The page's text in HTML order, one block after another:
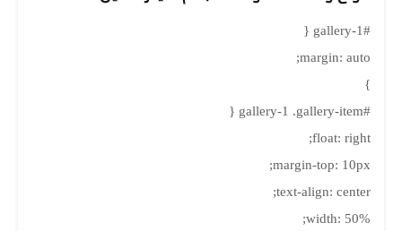
#gallery-1 {
margin: auto;
}
#gallery-1 .gallery-item {
float: right;
margin-top: 10px;
text-align: center;
width: 50%;